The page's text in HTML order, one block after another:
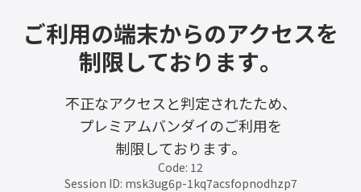
ご利用の端末からのアクセスを
制限しております。
不正なアクセスと判定されたため、
プレミアムバンダイのご利用を
制限しております。
Code: 12
Session ID: msk3ug6p-1kq7acsfopnodhzp7